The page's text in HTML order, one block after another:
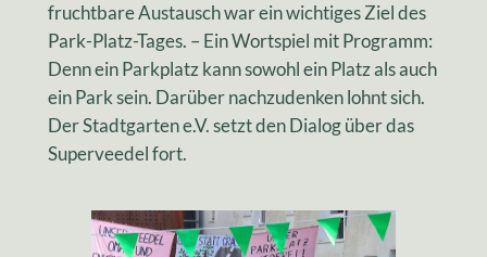
fruchtbare Austausch war ein wichtiges Ziel des
Park-Platz-Tages. – Ein Wortspiel mit Programm:
Denn ein Parkplatz kann sowohl ein Platz als auch
ein Park sein. Darüber nachzudenken lohnt sich.
Der Stadtgarten e.V. setzt den Dialog über das
Superveedel fort.